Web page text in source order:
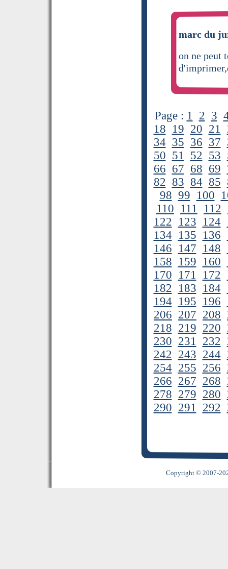
marc du
on ne peut
Page : 1 2 3
18 19 20 21
34 35 36 37
50 51 52 53
66 67 68 69
82 83 84 85
98 99 100
110 111 112
122 123 124
134 135 136
146 147 148
158 159 160
170 171 172
182 183 184
194 195 196
206 207 208
218 219 220
230 231 232
242 243 244
254 255 256
266 267 268
278 279 280
290 291 292
Copyright © 2007-